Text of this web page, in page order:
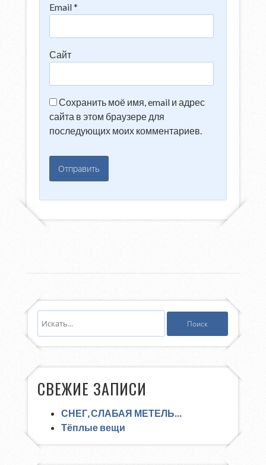
Email*
Сайт
Сохранить моё имя, email и адрес
сайта в этом браузере для
последующих моих комментариев.
СВЕЖИЕ ЗАПИСИ
СНЕГ, СЛАБАЯ МЕТЕЛЬ…
Тёплые вещи